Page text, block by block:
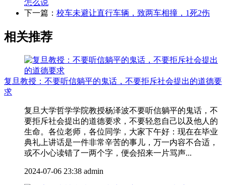
怎么说
下一篇： 校车未避让直行车辆，致两车相撞，1死2伤
相关推荐
复旦教授：不要听信躺平的鬼话，不要拒斥社会提出的道德要
求
复旦大学哲学学院教授杨泽波不要听信躺平的鬼话，不
要拒斥社会提出的道德要求，不要轻忽自己以及他人的
生命。各位老师，各位同学，大家下午好：现在在毕业
典礼上讲话是一件非常辛苦的事儿，万一内容不合适，
或不小心读错了一两个字，便会招来一片骂声...
2024-07-06 23:38 admin